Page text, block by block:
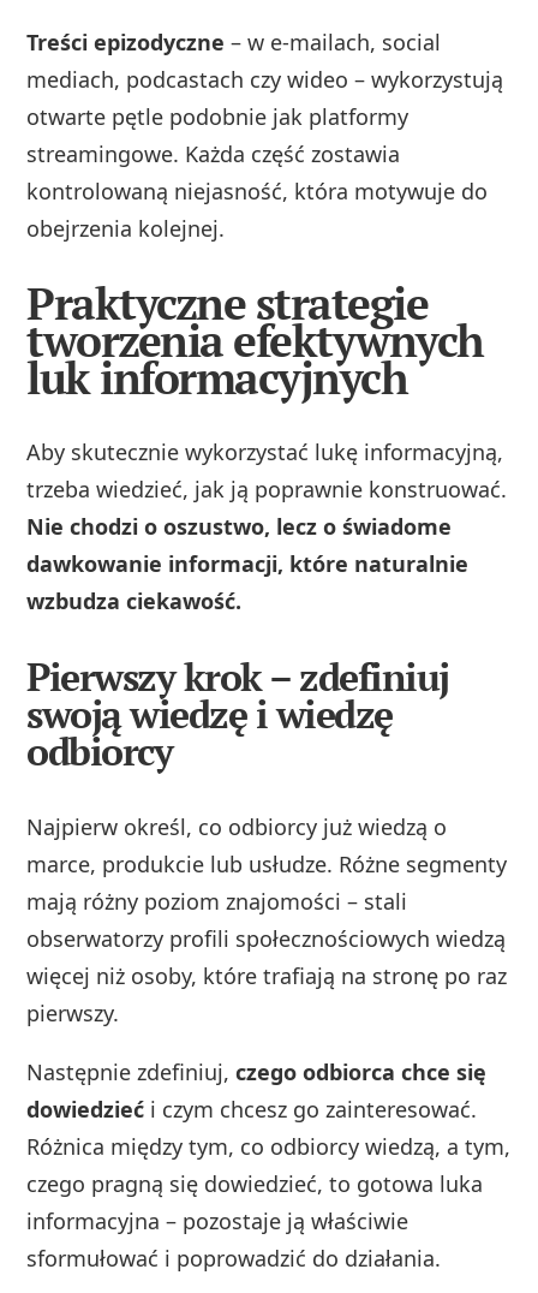
Treści epizodyczne – w e‑mailach, social
mediach, podcastach czy wideo – wykorzystują
otwarte pętle podobnie jak platformy
streamingowe. Każda część zostawia
kontrolowaną niejasność, która motywuje do
obejrzenia kolejnej.
Praktyczne strategie
tworzenia efektywnych
luk informacyjnych
Aby skutecznie wykorzystać lukę informacyjną,
trzeba wiedzieć, jak ją poprawnie konstruować.
Nie chodzi o oszustwo, lecz o świadome
dawkowanie informacji, które naturalnie
wzbudza ciekawość.
Pierwszy krok – zdefiniuj
swoją wiedzę i wiedzę
odbiorcy
Najpierw określ, co odbiorcy już wiedzą o
marce, produkcie lub usłudze. Różne segmenty
mają różny poziom znajomości – stali
obserwatorzy profili społecznościowych wiedzą
więcej niż osoby, które trafiają na stronę po raz
pierwszy.
Następnie zdefiniuj,czego odbiorca chce się
dowiedzieć i czym chcesz go zainteresować.
Różnica między tym, co odbiorcy wiedzą, a tym,
czego pragną się dowiedzieć, to gotowa luka
informacyjna – pozostaje ją właściwie
sformułować i poprowadzić do działania.